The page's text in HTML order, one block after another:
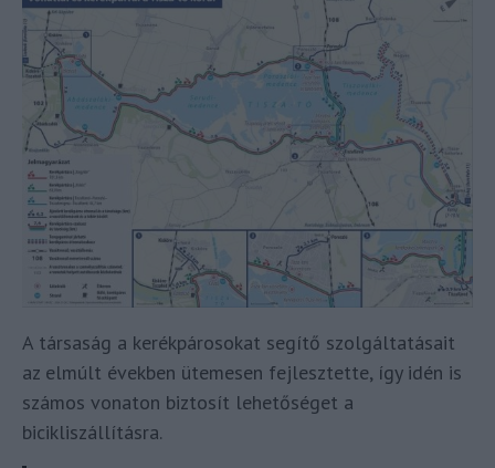
A társaság a kerékpárosokat segítő szolgáltatásait
az elmúlt években ütemesen fejlesztette, így idén is
számos vonaton biztosít lehetőséget a
bicikliszállításra.